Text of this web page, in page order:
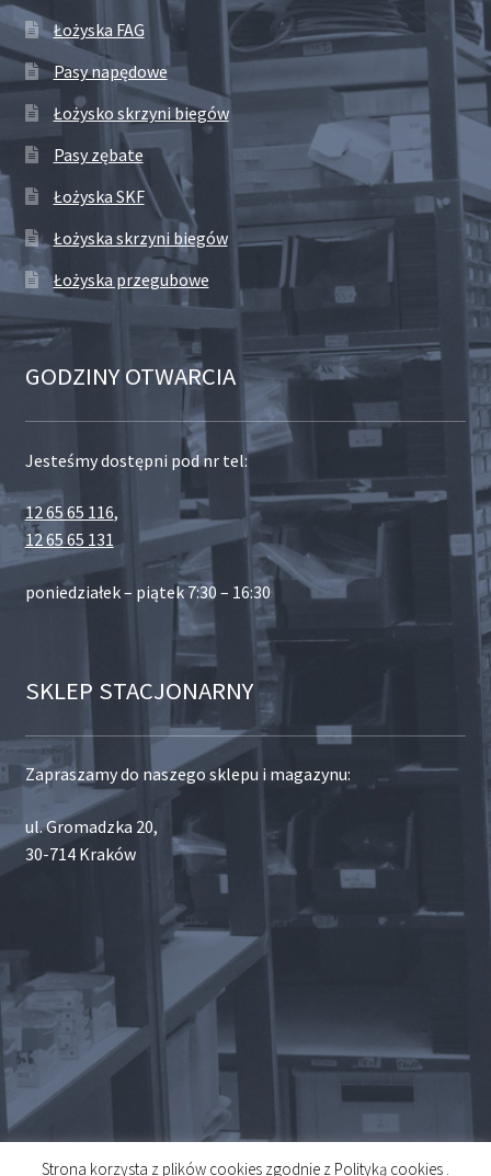
Łożyska FAG
Pasy napędowe
Łożysko skrzyni biegów
Pasy zębate
Łożyska SKF
Łożyska skrzyni biegów
Łożyska przegubowe
GODZINY OTWARCIA
Jesteśmy dostępni pod nr tel:
12 65 65 116,
12 65 65 131
poniedziałek – piątek 7:30 – 16:30
SKLEP STACJONARNY
Zapraszamy do naszego sklepu i magazynu:
ul. Gromadzka 20,
30-714 Kraków
Strona korzysta z plików cookies zgodnie z Polityką cookies .